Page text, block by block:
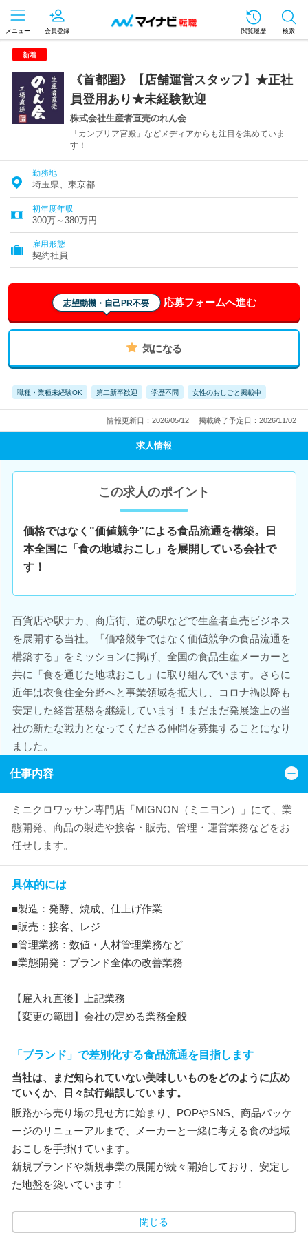
メニュー 会員登録 閲覧履歴 検索
新着
《首都圏》【店舗運営スタッフ】★正社
員登用あり★未経験歓迎
株式会社生産者直売のれん会
「カンブリア宮殿」などメディアからも注目を集めていま
す！
勤務地
埼玉県、東京都
初年度年収
300万～380万円
雇用形態
契約社員
志望動機・自己PR不要 応募フォームへ進む
気になる
職種・業種未経験OK 第二新卒歓迎 学歴不問 女性のおしごと掲載中
情報更新日：2026/05/12 掲載終了予定日：2026/11/02
求人情報
この求人のポイント
価格ではなく"価値競争"による食品流通を構築。日
本全国に「食の地域おこし」を展開している会社で
す！
百貨店や駅ナカ、商店街、道の駅などで生産者直売ビジネス
を展開する当社。「価格競争ではなく価値競争の食品流通を
構築する」をミッションに掲げ、全国の食品生産メーカーと
共に「食を通じた地域おこし」に取り組んでいます。さらに
近年は衣食住全分野へと事業領域を拡大し、コロナ禍以降も
安定した経営基盤を継続しています！まだまだ発展途上の当
社の新たな戦力となってくださる仲間を募集することになり
ました。
仕事内容
ミニクロワッサン専門店「MIGNON（ミニヨン）」にて、業
態開発、商品の製造や接客・販売、管理・運営業務などをお
任せします。
具体的には
■製造：発酵、焼成、仕上げ作業
■販売：接客、レジ
■管理業務：数値・人材管理業務など
■業態開発：ブランド全体の改善業務
【雇入れ直後】上記業務
【変更の範囲】会社の定める業務全般
「ブランド」で差別化する食品流通を目指します
当社は、まだ知られていない美味しいものをどのように広め
ていくか、日々試行錯誤しています。
販路から売り場の見せ方に始まり、POPやSNS、商品パッケ
ージのリニューアルまで、メーカーと一緒に考える食の地域
おこしを手掛けています。
新規ブランドや新規事業の展開が続々開始しており、安定し
た地盤を築いています！
閉じる